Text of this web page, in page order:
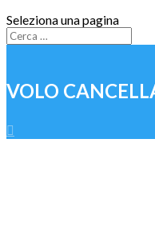
Seleziona una pagina
VOLO
